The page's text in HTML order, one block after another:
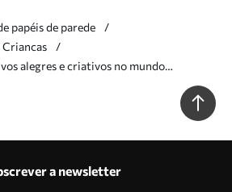
papéis de parede
Criancas
alegres e criativos no mundo
a newsletter